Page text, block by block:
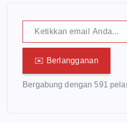
Ketikkan email Anda...
✉️ Berlangganan
Bergabung dengan 591